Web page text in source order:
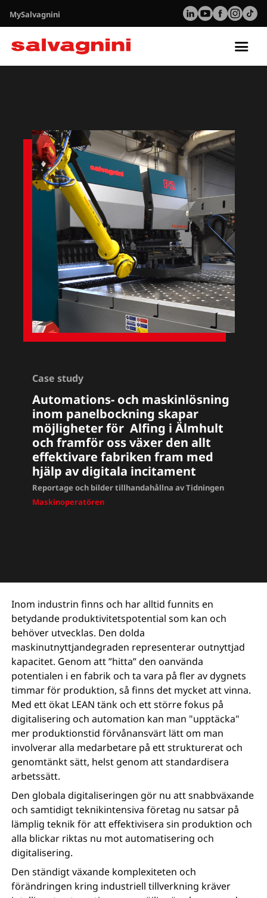
MySalvagnini
Case study
Automations- och maskinlösning
inom panelbockning skapar
möjligheter för Alfing i Älmhult
och framför oss växer den allt
effektivare fabriken fram med
hjälp av digitala incitament
Reportage och bilder tillhandahållna av Tidningen
Maskinoperatören
Inom industrin finns och har alltid funnits en
betydande produktivitetspotential som kan och
behöver utvecklas. Den dolda
maskinutnyttjandegraden representerar outnyttjad
kapacitet. Genom att ”hitta” den oanvända
potentialen i en fabrik och ta vara på fler av dygnets
timmar för produktion, så finns det mycket att vinna.
Med ett ökat LEAN tänk och ett större fokus på
digitalisering och automation kan man "upptäcka"
mer produktionstid förvånansvärt lätt om man
involverar alla medarbetare på ett strukturerat och
genomtänkt sätt, helst genom att standardisera
arbetssätt.
Den globala digitaliseringen gör nu att snabbväxande
och samtidigt teknikintensiva företag nu satsar på
lämplig teknik för att effektivisera sin produktion och
alla blickar riktas nu mot automatisering och
digitalisering.
Den ständigt växande komplexiteten och
förändringen kring industriell tillverkning kräver